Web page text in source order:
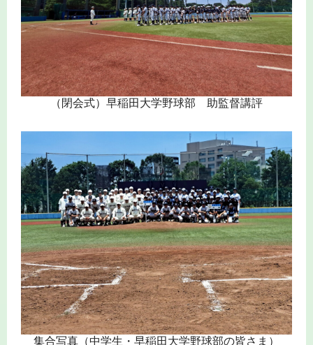
（閉会式）早稲田大学野球部 助監督講評
集合写真（中学生・早稲田大学野球部の皆さま）